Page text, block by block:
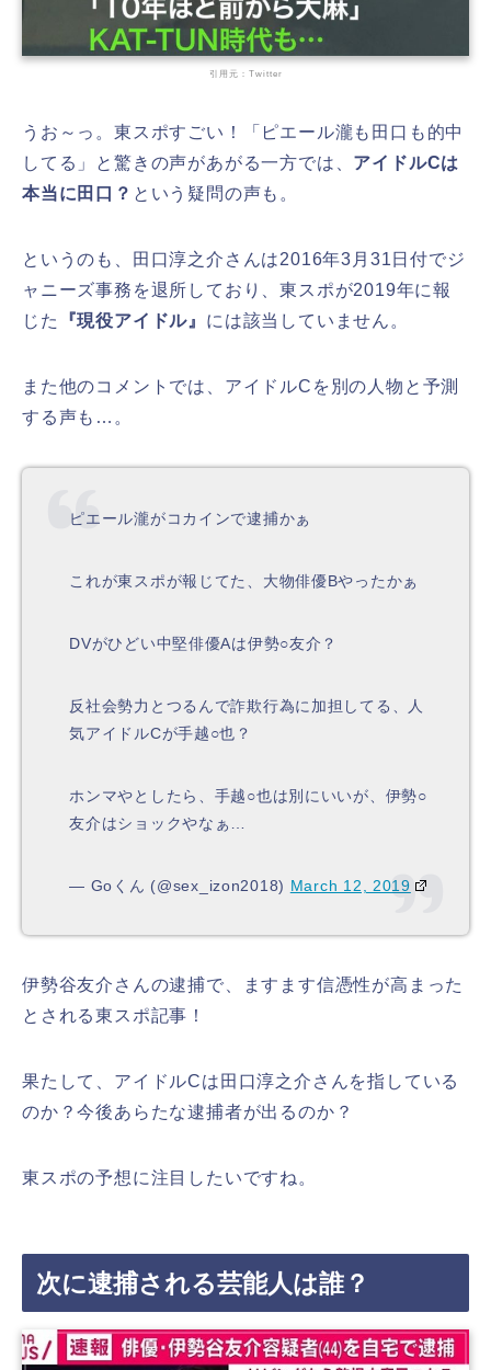
引用元：Twitter
うお～っ。東スポすごい！「ピエール瀧も田口も的中
してる」と驚きの声があがる一方では、 アイドルCは
本当に田口？ という疑問の声も。
というのも、田口淳之介さんは2016年3月31日付でジ
ャニーズ事務を退所しており、東スポが2019年に報
じた
『現役アイドル』 には該当していません。
また他のコメントでは、アイドルCを別の人物と予測
する声も…。
ピエール瀧がコカインで逮捕かぁ
これが東スポが報じてた、大物俳優Bやったかぁ
DVがひどい中堅俳優Aは伊勢○友介？
反社会勢力とつるんで詐欺行為に加担してる、人
気アイドルCが手越○也？
ホンマやとしたら、手越○也は別にいいが、伊勢○
友介はショックやなぁ…
— Goくん (@sex_izon2018) March 12, 2019
伊勢谷友介さんの逮捕で、ますます信憑性が高まった
とされる東スポ記事！
果たして、アイドルCは田口淳之介さんを指している
のか？今後あらたな逮捕者が出るのか？
東スポの予想に注目したいですね。
次に逮捕される芸能人は誰？